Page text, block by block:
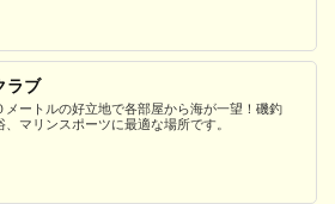
ラブ
メートルの好立地で各部屋から海が一望！磯釣
、マリンスポーツに最適な場所です。